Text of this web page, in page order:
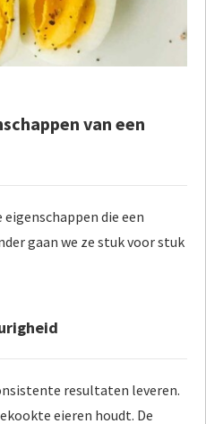
van een
die een
gaan we ze stuk voor stuk
resultaten leveren.
eieren houdt. De